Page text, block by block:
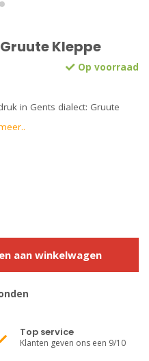
Kleppe
Op voorraad
in Gents dialect: Gruute
aan winkelwagen
Top service
Klanten geven ons een 9/10